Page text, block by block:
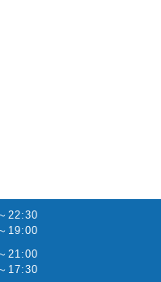
22:30
19:00
21:00
17:30